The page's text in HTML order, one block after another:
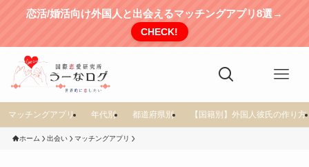
恋活/婚活向け外国人と出会えるマッチングアプリ8選→
CHECK!
マッチングアプリ 年代別 都道府県別 【国籍別】外国人彼氏の作り方
ホーム 出会い マッチングアプリ